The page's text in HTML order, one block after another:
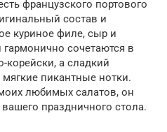
французского портового
состав и
куриное филе, сыр и
сочетаются в
а сладкий
пикантные нотки.
любимых салатов, он
праздничного стола.